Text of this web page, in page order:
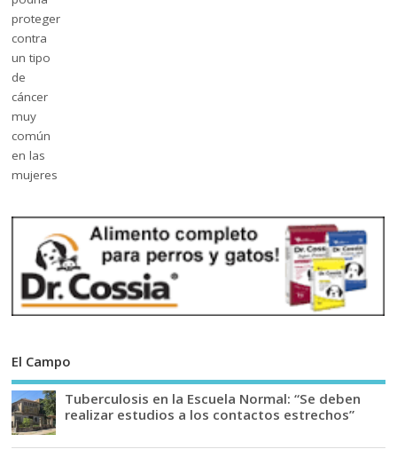
El Campo
Tuberculosis en la Escuela Normal: “Se deben
realizar estudios a los contactos estrechos”